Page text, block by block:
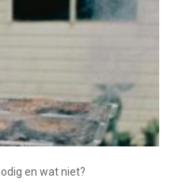
en wat niet?